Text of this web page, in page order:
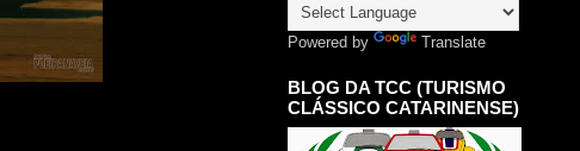
Powered by Translate
BLOG DA TCC (TURISMO
CLÁSSICO CATARINENSE)